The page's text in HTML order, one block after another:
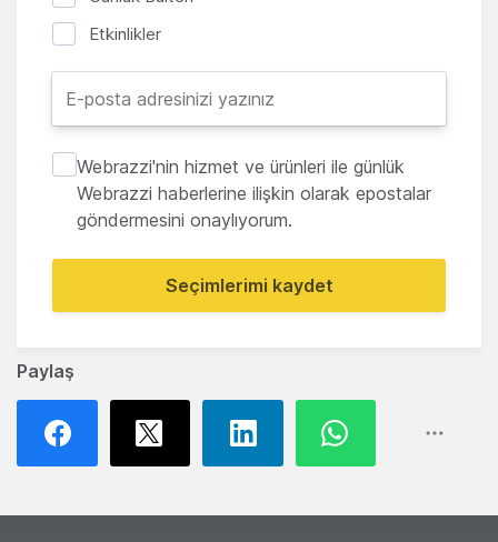
Paylaş
Etkinlikler
Webrazzi'nin hizmet ve ürünleri ile günlük
Webrazzi haberlerine ilişkin olarak epostalar
göndermesini onaylıyorum.
Seçimlerimi kaydet